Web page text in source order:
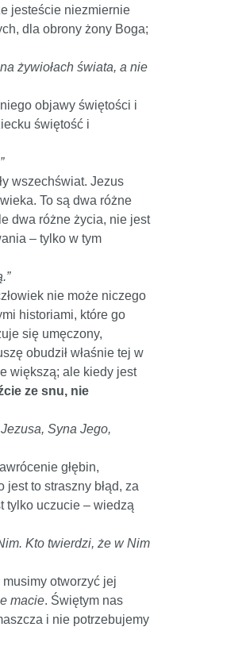
jesteście niezmiernie
dla obrony żony Boga;
żywiołach świata, a nie
objawy świętości i
świętość i
wszechświat. Jezus
To są dwa różne
dwa różne życia, nie jest
– tylko w tym
nie może niczego
historiami, które go
się umęczony,
obudził właśnie tej w
większą; ale kiedy jest
ze snu, nie
Syna Jego,
głębin,
to straszny błąd, za
tylko uczucie – wiedzą
Kto twierdzi, że w Nim
otworzyć jej
macie. Świętym nas
i nie potrzebujemy